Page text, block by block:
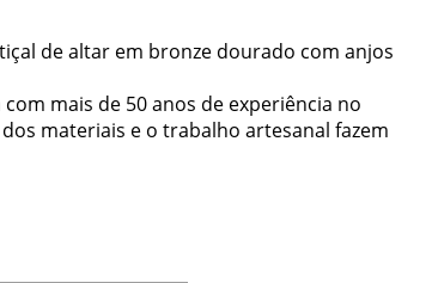
de altar em bronze dourado com anjos
mais de 50 anos de experiência no
materiais e o trabalho artesanal fazem